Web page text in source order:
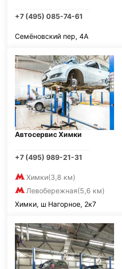
+7 (495) 085-74-61
Семёновский пер, 4А
Автосервис Химки
+7 (495) 989-21-31
Химки(3,8 км)
Левобережная(5,6 км)
Химки, ш Нагорное, 2к7